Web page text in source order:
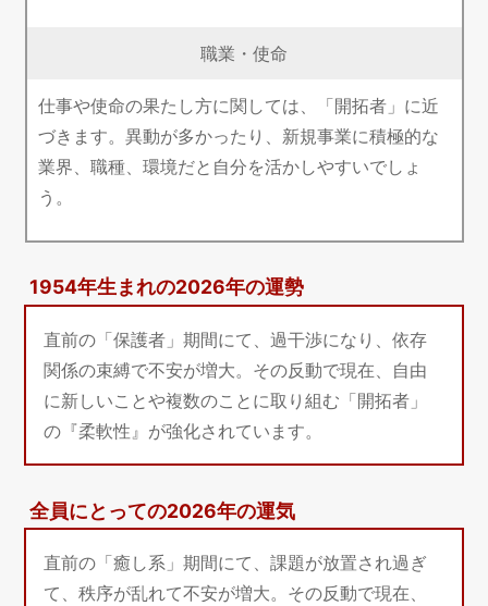
職業・使命
仕事や使命の果たし方に関しては、「開拓者」に近
づきます。異動が多かったり、新規事業に積極的な
業界、職種、環境だと自分を活かしやすいでしょ
う。
1954年生まれの2026年の運勢
直前の「保護者」期間にて、過干渉になり、依存
関係の束縛で不安が増大。その反動で現在、自由
に新しいことや複数のことに取り組む「開拓者」
の『柔軟性』が強化されています。
全員にとっての2026年の運気
直前の「癒し系」期間にて、課題が放置され過ぎ
て、秩序が乱れて不安が増大。その反動で現在、